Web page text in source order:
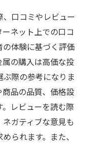
口コミやレビュー
ネット上での口コ
体験に基づく評価
の購入は高価な投
際の参考になりま
品の品質、価格設
レビューを読む際
ガティブな意見も
られます。また、